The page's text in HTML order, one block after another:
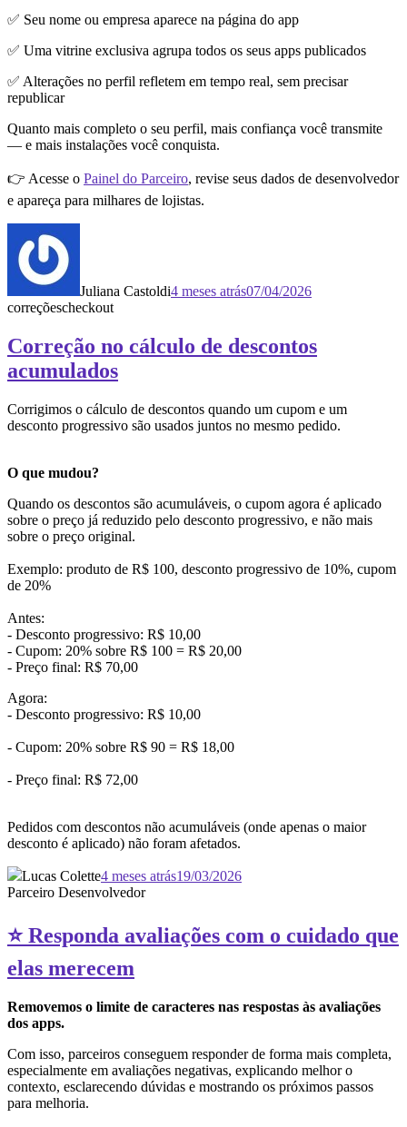
✅ Seu nome ou empresa aparece na página do app
✅ Uma vitrine exclusiva agrupa todos os seus apps publicados
✅ Alterações no perfil refletem em tempo real, sem precisar
republicar
Quanto mais completo o seu perfil, mais confiança você transmite
— e mais instalações você conquista.
👉 Acesse o Painel do Parceiro, revise seus dados de desenvolvedor
e apareça para milhares de lojistas.
Juliana Castoldi4 meses atrás07/04/2026
correçõescheckout
Correção no cálculo de descontos
acumulados
Corrigimos o cálculo de descontos quando um cupom e um
desconto progressivo são usados juntos no mesmo pedido.
O que mudou?
Quando os descontos são acumuláveis, o cupom agora é aplicado
sobre o preço já reduzido pelo desconto progressivo, e não mais
sobre o preço original.
Exemplo: produto de R$ 100, desconto progressivo de 10%, cupom
de 20%
Antes:
- Desconto progressivo: R$ 10,00
- Cupom: 20% sobre R$ 100 = R$ 20,00
- Preço final: R$ 70,00
Agora:
- Desconto progressivo: R$ 10,00
- Cupom: 20% sobre R$ 90 = R$ 18,00
- Preço final: R$ 72,00
Pedidos com descontos não acumuláveis (onde apenas o maior
desconto é aplicado) não foram afetados.
Lucas Colette4 meses atrás19/03/2026
Parceiro Desenvolvedor
⭐ Responda avaliações com o cuidado que
elas merecem
Removemos o limite de caracteres nas respostas às avaliações
dos apps.
Com isso, parceiros conseguem responder de forma mais completa,
especialmente em avaliações negativas, explicando melhor o
contexto, esclarecendo dúvidas e mostrando os próximos passos
para melhoria.